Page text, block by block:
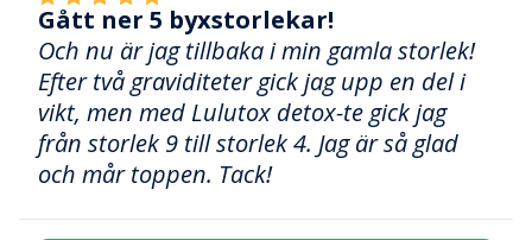
Gått ner 5 byxstorlekar!
Och nu är jag tillbaka i min gamla storlek!
Efter två graviditeter gick jag upp en del i
vikt, men med Lulutox detox-te gick jag
från storlek 9 till storlek 4. Jag är så glad
och mår toppen. Tack!